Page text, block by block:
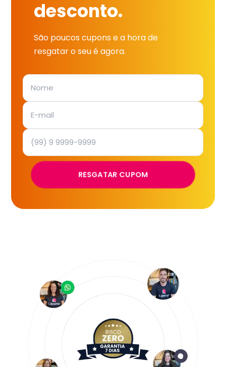
desconto.
São poucos cupons e a hora de
resgatar o seu é agora.
RESGATAR CUPOM